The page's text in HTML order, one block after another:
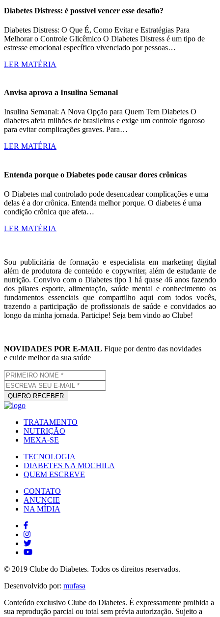
Diabetes Distress: é possível vencer esse desafio?
Diabetes Distress: O Que É, Como Evitar e Estratégias Para
Melhorar o Controle Glicêmico O Diabetes Distress é um tipo de
estresse emocional específico vivenciado por pessoas…
LER MATÉRIA
Anvisa aprova a Insulina Semanal
Insulina Semanal: A Nova Opção para Quem Tem Diabetes O
diabetes afeta milhões de brasileiros e exige um controle rigoroso
para evitar complicações graves. Para…
LER MATÉRIA
Entenda porque o Diabetes pode causar dores crônicas
O Diabetes mal controlado pode desencadear complicações e uma
delas é a dor crônica. Entenda melhor porque. O diabetes é uma
condição crônica que afeta…
LER MATÉRIA
Sou publicitária de formação e especialista em marketing digital
além de produtora de conteúdo e copywriter, além de estudante de
nutrição. Convivo com o Diabetes tipo 1 há quase 46 anos fazendo
dos pilares esporte, alimentação, saúde mental e conhecimento os
fundamentos essenciais que compartilho aqui com todos vocês,
trazendo a participação de profissionais de saúde e convidados ao
longo da minha jornada. Participe! Seja bem vindo ao Clube!
NOVIDADES POR E-MAIL Fique por dentro das novidades
e cuide melhor da sua saúde
TRATAMENTO
NUTRIÇÃO
MEXA-SE
TECNOLOGIA
DIABETES NA MOCHILA
QUEM ESCREVE
CONTATO
ANUNCIE
NA MÍDIA
© 2019 Clube do Diabetes. Todos os direitos reservados.
Desenvolvido por: mufasa
Conteúdo exclusivo Clube do Diabetes. É expressamente proibida a
sua reprodução parcial ou total sem prévia autorização. Sujeito a